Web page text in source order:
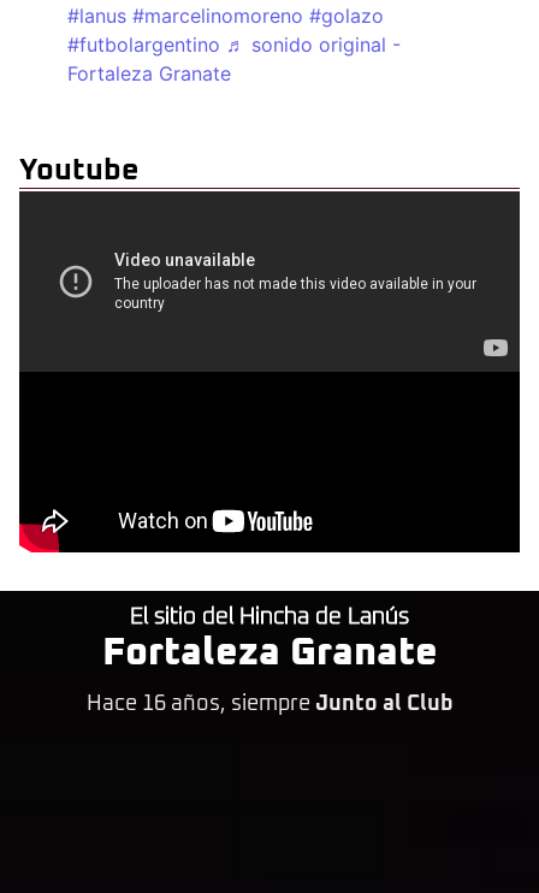
#lanus #marcelinomoreno #golazo
#futbolargentino ♬ sonido original -
Fortaleza Granate
Youtube
El sitio del Hincha de Lanús
Fortaleza Granate
Hace 16 años, siempre Junto al Club